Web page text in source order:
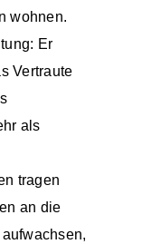
wohnen.
Er
Vertraute
als
tragen
an die